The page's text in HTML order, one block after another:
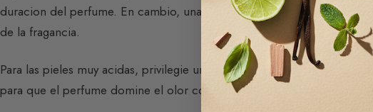
duracion del perfume. En cambio, una transpiracion excesiva o un
de la fragancia.
Para las pieles muy acidas, privilegie una concentracion elevada (Eau
para que el perfume domine el olor corporal.